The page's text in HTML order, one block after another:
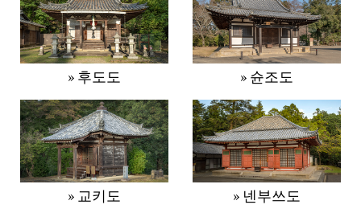
» 후도도 » 슌조도
» 교키도 » 넨부쓰도